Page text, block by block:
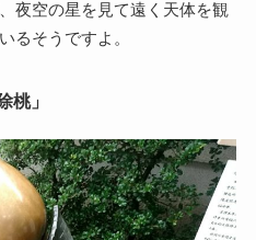
夜空の星を見て遠く天体を観
るそうですよ。
桃」